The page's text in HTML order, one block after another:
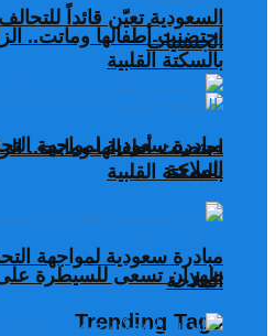
احتضنت أطفالها وماتت..
بالسكتة القلبية
مبادرة سعودية لمواجهة
الملاحة
طهران تسعى للسيطرة
Trending Tags
السعودية تعيّن قائداً
الجنسيات
احتضنت أطفالها وماتت..
بالسكتة القلبية
مبادرة سعودية لمواجهة
الملاحة